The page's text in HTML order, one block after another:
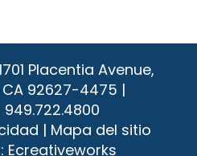
Placentia Avenue,
92627-4475 |
949.722.4800
| Mapa del sitio
Ecreativeworks